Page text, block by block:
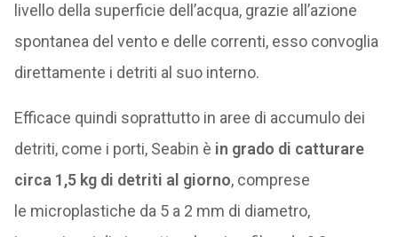
livello della superficie dell’acqua, grazie all’azione
spontanea del vento e delle correnti, esso convoglia
direttamente i detriti al suo interno.
Efficace quindi soprattutto in aree di accumulo dei
detriti, come i porti, Seabin è in grado di catturare
circa 1,5 kg di detriti al giorno, comprese
le microplastiche da 5 a 2 mm di diametro,